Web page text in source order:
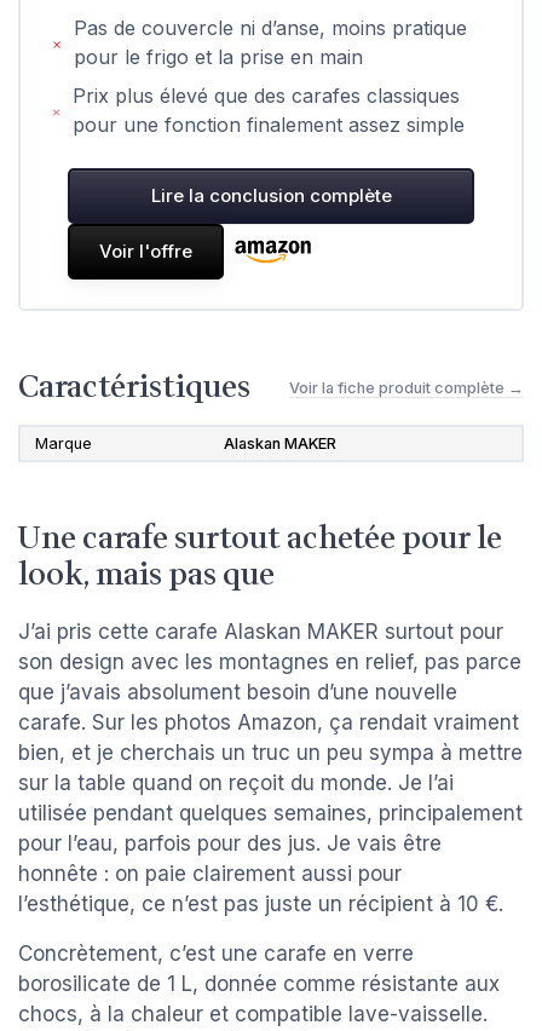
Pas de couvercle ni d’anse, moins pratique
pour le frigo et la prise en main
Prix plus élevé que des carafes classiques
pour une fonction finalement assez simple
Lire la conclusion complète
Voir l'offre
Caractéristiques Voir la fiche produit complète →
Marque Alaskan MAKER
Une carafe surtout achetée pour le
look, mais pas que
J’ai pris cette carafe Alaskan MAKER surtout pour
son design avec les montagnes en relief, pas parce
que j’avais absolument besoin d’une nouvelle
carafe. Sur les photos Amazon, ça rendait vraiment
bien, et je cherchais un truc un peu sympa à mettre
sur la table quand on reçoit du monde. Je l’ai
utilisée pendant quelques semaines, principalement
pour l’eau, parfois pour des jus. Je vais être
honnête : on paie clairement aussi pour
l’esthétique, ce n’est pas juste un récipient à 10 €.
Concrètement, c’est une carafe en verre
borosilicate de 1 L, donnée comme résistante aux
chocs, à la chaleur et compatible lave-vaisselle.